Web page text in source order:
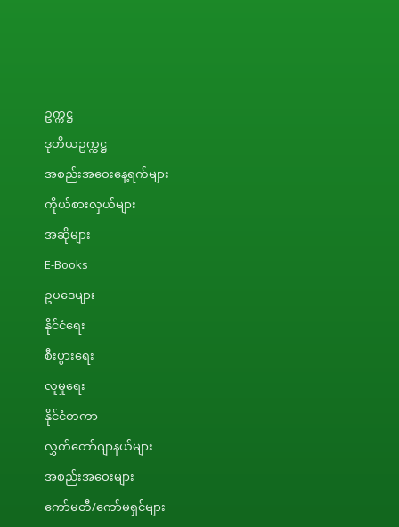
ဥက္ကဋ္ဌ
ဒုတိယဥက္ကဋ္ဌ
အစည်းအဝေးနေ့ရက်များ
ကိုယ်စားလှယ်များ
အဆိုများ
E-Books
ဥပဒေများ
နိုင်ငံရေး
စီးပွားရေး
လူမှုရေး
နိုင်ငံတကာ
လွှတ်တော်ဂျာနယ်များ
အစည်းအဝေးများ
ကော်မတီ/ကော်မရှင်များ